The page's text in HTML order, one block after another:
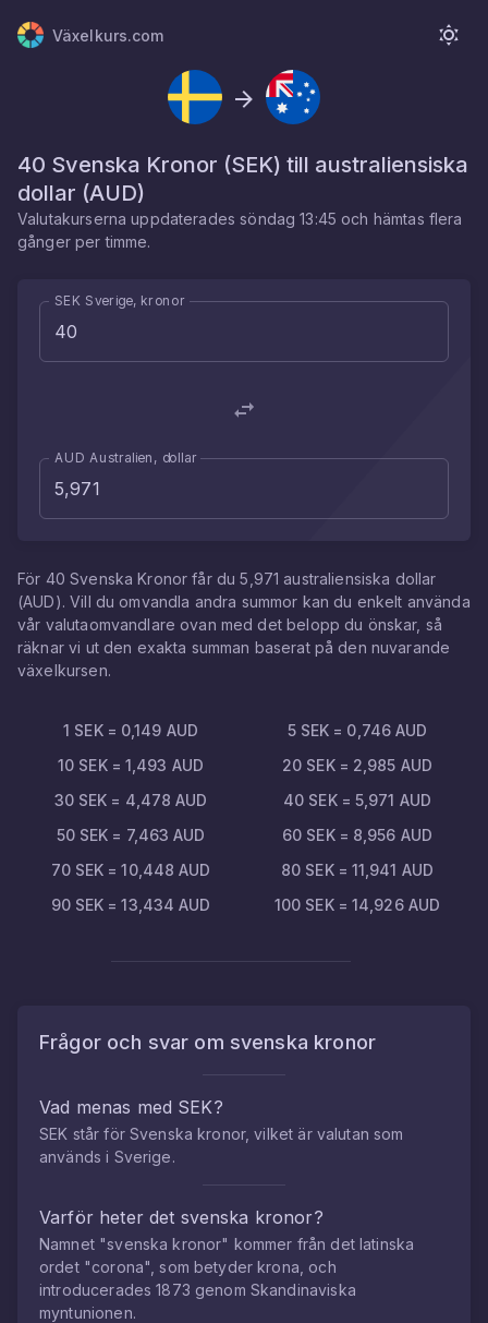
Växelkurs.com
40 Svenska Kronor (SEK) till australiensiska
dollar (AUD)
Valutakurserna uppdateradessöndag 13:45 och hämtas flera
gånger per timme.
SEK Sverige, kronor
AUD Australien, dollar
För 40 Svenska Kronor får du5,971 australiensiska dollar
(AUD). Vill du omvandla andra summor kan du enkelt använda
vår valutaomvandlare ovan med det belopp du önskar, så
räknar vi ut den exakta summan baserat på den nuvarande
växelkursen.
1 SEK= 0,149 AUD 5 SEK = 0,746 AUD
10 SEK= 1,493 AUD 20 SEK= 2,985 AUD
30 SEK = 4,478 AUD 40 SEK= 5,971 AUD
50 SEK = 7,463 AUD 60 SEK= 8,956 AUD
70 SEK =10,448 AUD 80 SEK= 11,941 AUD
90 SEK =13,434 AUD 100 SEK= 14,926 AUD
Frågor och svar om svenska kronor
Vad menas med SEK?
SEK står för Svenska kronor, vilket är valutan som
används i Sverige.
Varför heter det svenska kronor?
Namnet "svenska kronor" kommer från det latinska
ordet "corona", som betyder krona, och
introducerades 1873 genom Skandinaviska
myntunionen.